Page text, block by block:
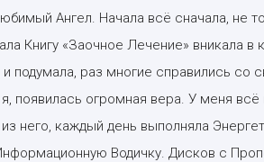
Ангел. Начала всё сначала, не
Книгу «Заочное Лечение» вникала в
подумала, раз многие справились со
появилась огромная вера. У меня всё
него, каждый день выполняла
Водичку. Дисков с